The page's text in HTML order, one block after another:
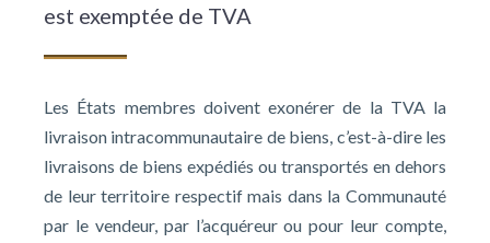
est exemptée de TVA
Les États membres doivent exonérer de la TVA la
livraison intracommunautaire de biens, c’est-à-dire les
livraisons de biens expédiés ou transportés en dehors
de leur territoire respectif mais dans la Communauté
par le vendeur, par l’acquéreur ou pour leur compte,